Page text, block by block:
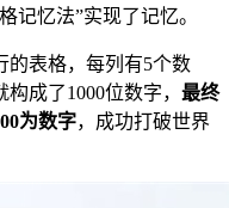
记忆法”实现了记忆。
的表格，每列有5个数
成了1000位数字， 最终
为数字，成功打破世界